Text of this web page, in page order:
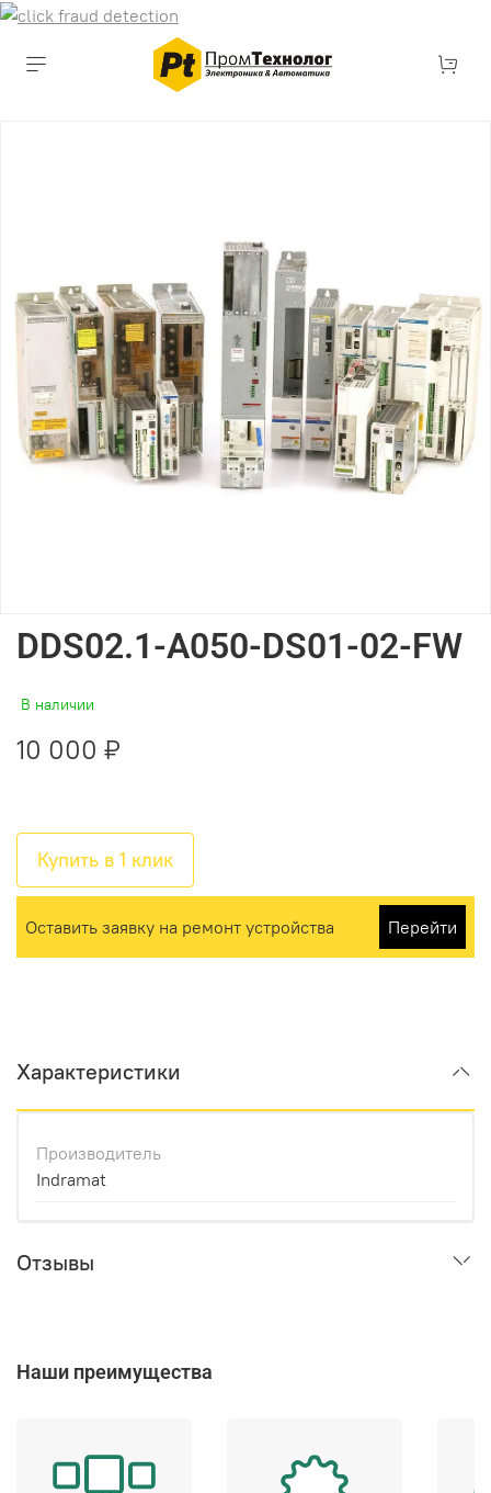
DDS02.1-A050-DS01-02-FW
В наличии
10 000 ₽
Купить в 1 клик
Оставить заявку на ремонт устройства Перейти
Характеристики
Производитель
Indramat
Отзывы
Наши преимущества